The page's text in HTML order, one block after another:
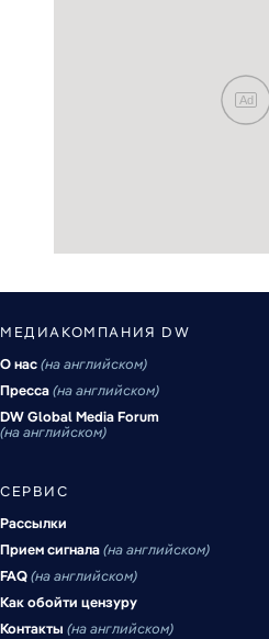
Ad
МЕДИАКОМПАНИЯ DW
О нас на английском
Пресса на английском
DW Global Media Forum
на английском
СЕРВИС
Рассылки
Прием сигнала на английском
FAQ на английском
Как обойти цензуру
Контакты на английском